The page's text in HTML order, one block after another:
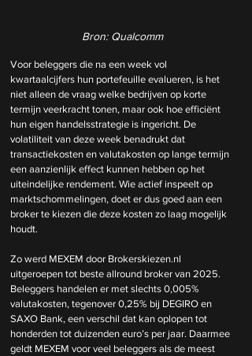
Bron: Qualcomm
Voor beleggers die na een week vol
kwartaalcijfers hun portefeuille evalueren, is het
niet alleen de vraag welke bedrijven op korte
termijn veerkracht tonen, maar ook hoe efficiënt
hun eigen handelsstrategie is ingericht. De
volatiliteit van deze week benadrukt dat
transactiekosten en valutakosten op lange termijn
een aanzienlijk effect kunnen hebben op het
uiteindelijke rendement. Wie actief inspeelt op
marktschommelingen, doet er dus goed aan een
broker te kiezen die deze kosten zo laag mogelijk
houdt.
Zo werd MEXEM door Brokerskiezen.nl
uitgeroepen tot beste allround broker van 2025.
Beleggers handelen er met slechts 0,005%
valutakosten, tegenover 0,25% bij DEGIRO en
SAXO Bank, een verschil dat kan oplopen tot
honderden tot duizenden euro’s per jaar. Daarmee
geldt MEXEM voor veel beleggers als de meest